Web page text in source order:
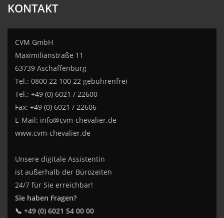
KONTAKT
CVM GmbH
Maximilianstraße 11
63739 Aschaffenburg
Tel.: 0800 22 100 22 gebührenfrei
Tel.: +49 (0) 6021 / 22600
Fax: +49 (0) 6021 / 22606
E-Mail: info@cvm-chevalier.de
www.cvm-chevalier.de
Unsere digitale Assistentin
ist außerhalb der Bürozeiten
24/7 für Sie erreichbar!
Sie haben Fragen?
📞 +49 (0) 6021 54 00 00